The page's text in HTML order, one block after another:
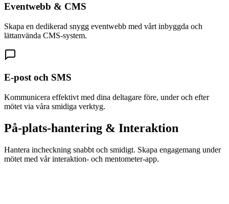
Eventwebb & CMS
Skapa en dedikerad snygg eventwebb med vårt inbyggda och
lättanvända CMS-system.
E-post och SMS
Kommunicera effektivt med dina deltagare före, under och efter
mötet via våra smidiga verktyg.
På-plats-hantering & Interaktion
Hantera incheckning snabbt och smidigt. Skapa engagemang under
mötet med vår interaktion- och mentometer-app.